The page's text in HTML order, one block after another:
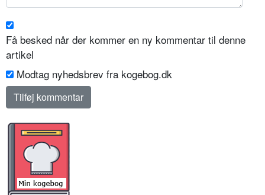
Få besked når der kommer en ny kommentar til denne
artikel
Modtag nyhedsbrev fra kogebog.dk